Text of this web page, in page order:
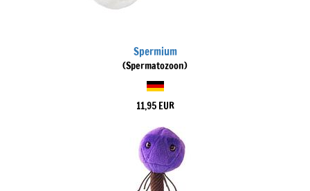
Spermium
(Spermatozoon)
11,95 EUR